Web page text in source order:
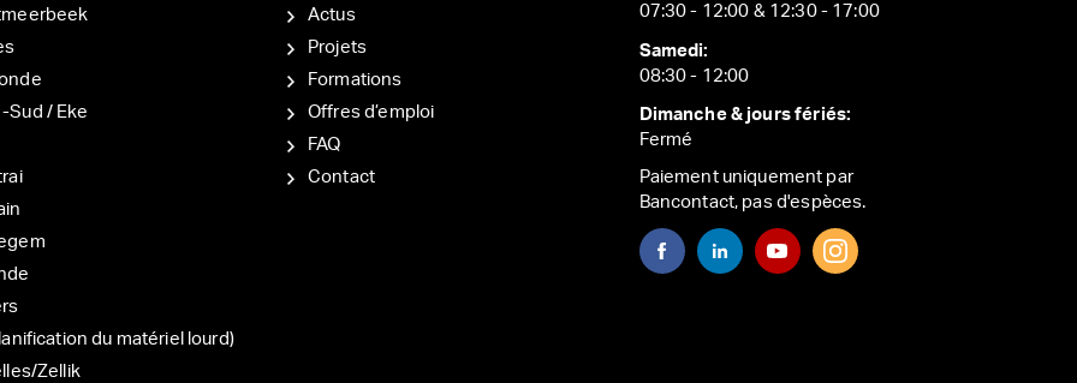
Sud / Eke
du matériel lourd)
Zellik
Actus
Projets
Formations
Offres d’emploi
FAQ
Contact
07:30 - 12:00 & 12:30 - 17:00
Samedi:
08:30 - 12:00
Dimanche & jours fériés:
Fermé
Paiement uniquement par
Bancontact, pas d'espèces.